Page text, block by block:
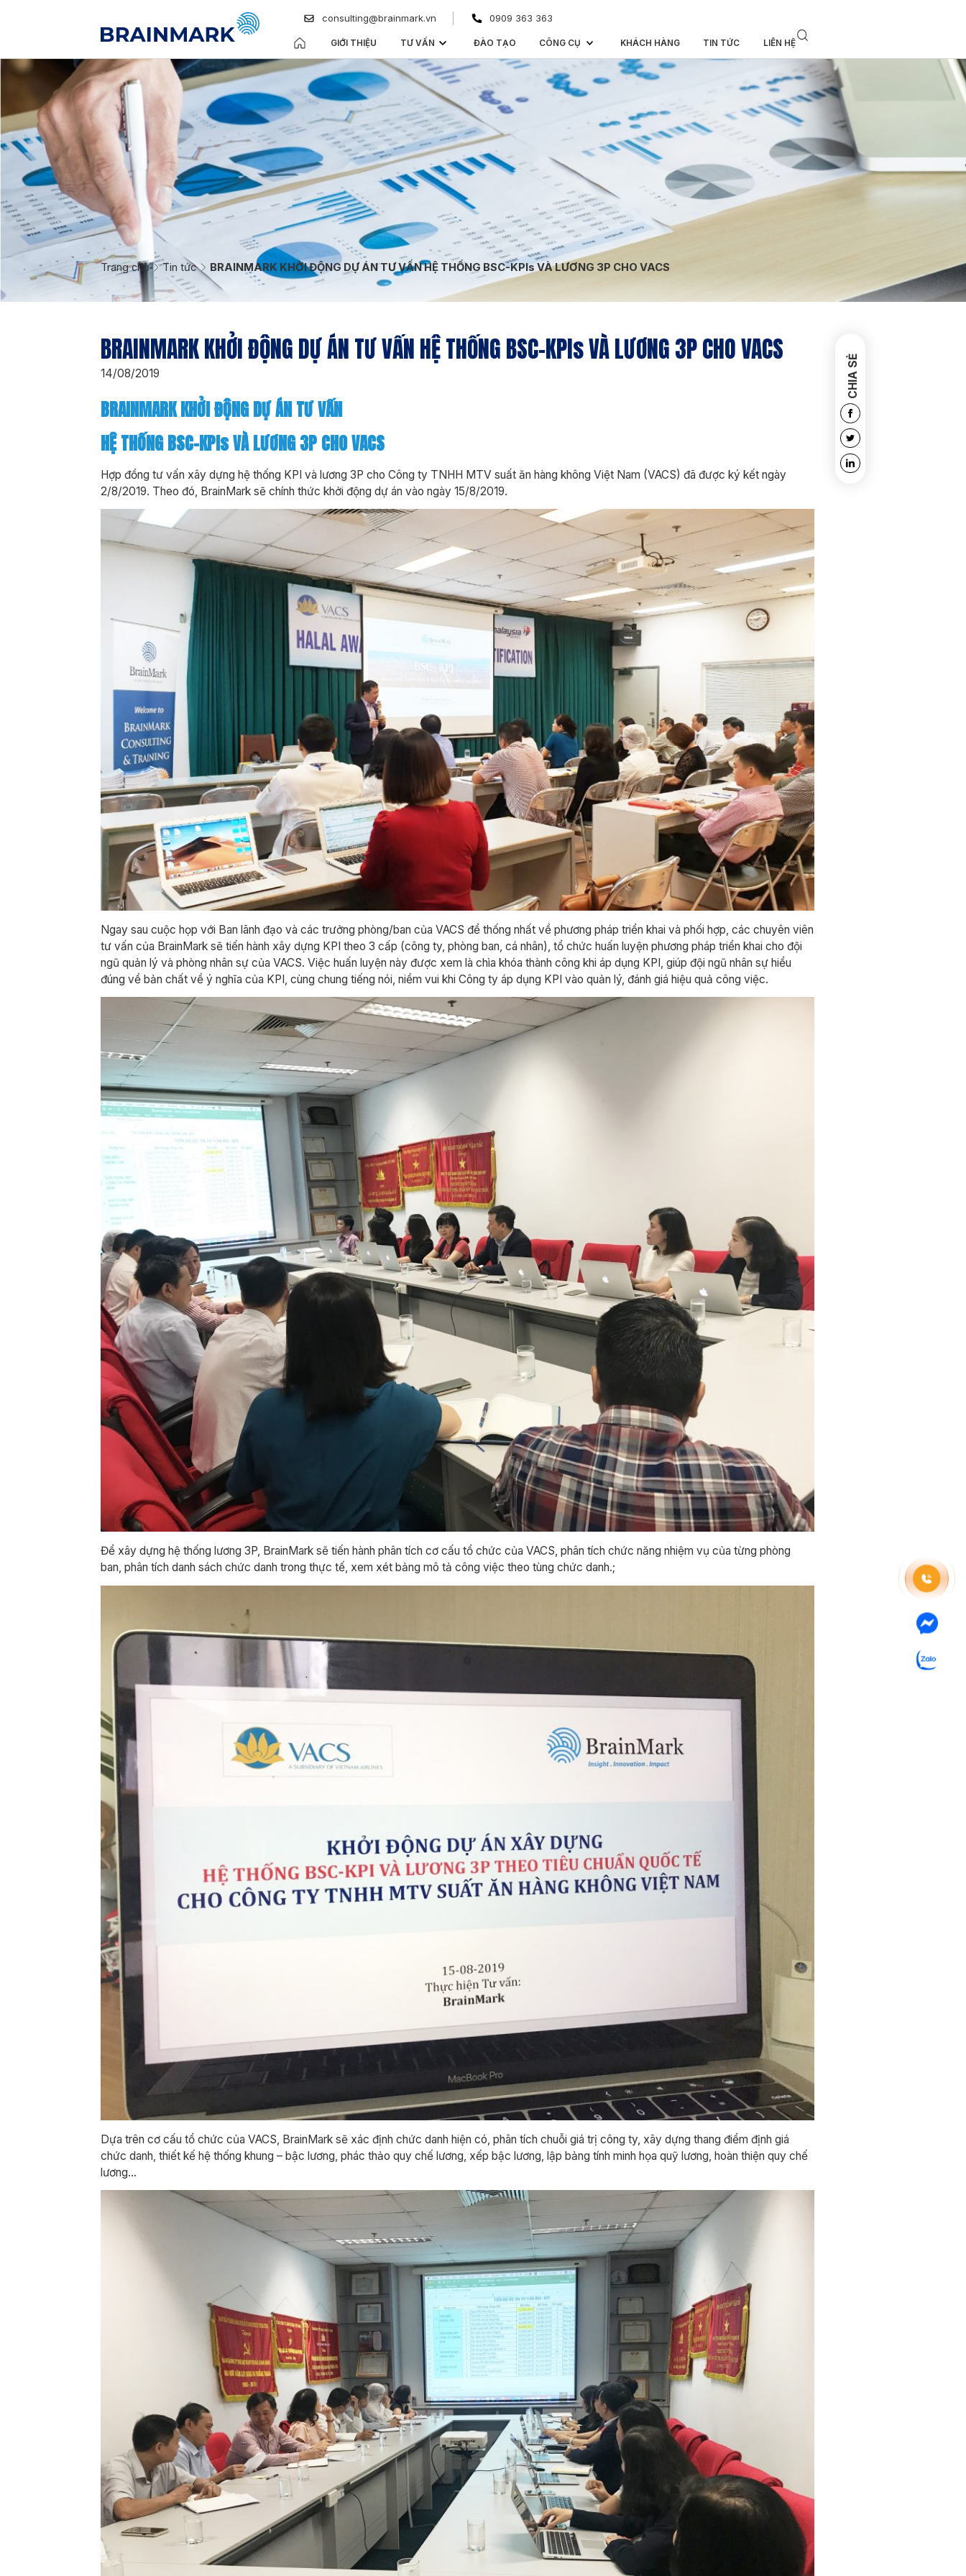
consulting@brainmark.vn 0909 363 363
GIỚI THIỆU TƯ VẤN ĐÀO TẠO CÔNG CỤ KHÁCH HÀNG TIN TỨC LIÊN HỆ
Trang chủ Tin tức BRAINMARK KHỞI ĐỘNG DỰ ÁN TƯ VẤN HỆ THỐNG BSC-KPIs VÀ LƯƠNG 3P CHO VACS
BRAINMARK KHỞI ĐỘNG DỰ ÁN TƯ VẤN HỆ THỐNG BSC-KPIs VÀ LƯƠNG 3P CHO VACS
14/08/2019
BRAINMARK KHỞI ĐỘNG DỰ ÁN TƯ VẤN
HỆ THỐNGBSC-KPIs VÀ LƯƠNG 3P CHOVACS
Hợp đồng tư vấn xây dựng hệ thống KPI và lương 3P cho Công ty TNHH MTV suất ăn hàng không Việt Nam (VACS) đã được ký kết ngày
2/8/2019. Theo đó, BrainMark sẽ chính thức khởi động dự án vào ngày 15/8/2019.
Ngay sau cuộc họp với Ban lãnh đạo và các trưởng phòng/ban của VACS để thống nhất về phương pháp triển khai và phối hợp, các chuyên viên
tư vấn của BrainMark sẽ tiến hành xây dựng KPI theo 3 cấp (công ty, phòng ban, cá nhân), tổ chức huấn luyện phương pháp triển khai cho đội
ngũ quản lý và phòng nhân sự của VACS. Việc huấn luyện này được xem là chìa khóa thành công khi áp dụng KPI, giúp đội ngũ nhân sự hiểu
đúng về bản chất về ý nghĩa của KPI, cùng chung tiếng nói, niềm vui khi Công ty áp dụng KPI vào quản lý, đánh giá hiệu quả công việc.
Để xây dựng hệ thống lương 3P, BrainMark sẽ tiến hành phân tích cơ cấu tổ chức của VACS, phân tích chức năng nhiệm vụ của từng phòng
ban, phân tích danh sách chức danh trong thực tế, xem xét bảng mô tả công việc theo tùng chức danh.;
Dựa trên cơ cấu tổ chức của VACS, BrainMark sẽ xác định chức danh hiện có, phân tích chuỗi giá trị công ty, xây dựng thang điểm định giá
chức danh, thiết kế hệ thống khung – bậc lương, phác thảo quy chế lương, xếp bậc lương, lập bảng tính minh họa quỹ lương, hoàn thiện quy chế
lương…
CHIA SẺ